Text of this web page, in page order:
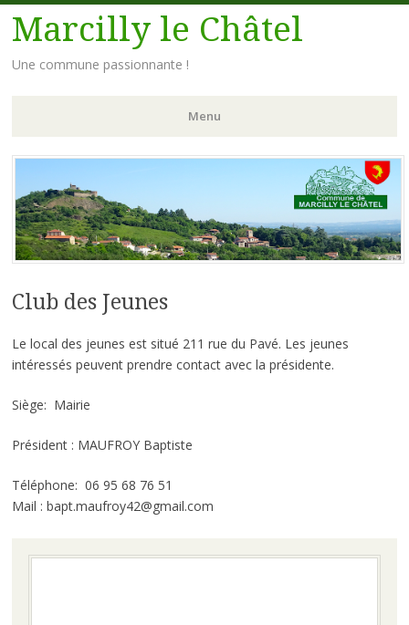
Marcilly le Châtel
Une commune passionnante !
Menu
Aller
contenu
principal
Club des Jeunes
Le local des jeunes est situé 211 rue du Pavé. Les jeunes
intéressés peuvent prendre contact avec la présidente.
Siège: Mairie
Président : MAUFROY Baptiste
Téléphone: 06 95 68 76 51
Mail : bapt.maufroy42@gmail.com